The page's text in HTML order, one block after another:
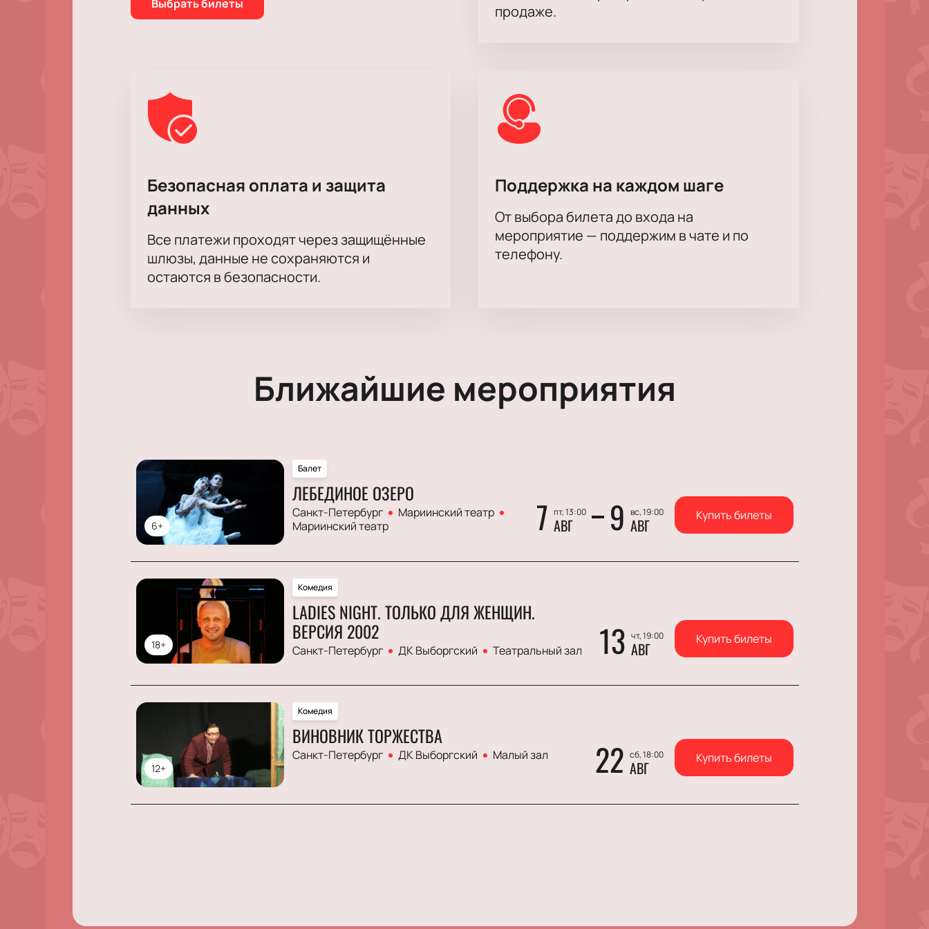
Выбрать билеты
продаже.
Безопасная оплата и защита
данных
Все платежи проходят через защищённые
шлюзы, данные не сохраняются и
остаются в безопасности.
Поддержка на каждом шаге
От выбора билета до входа на
мероприятие — поддержим в чате и по
телефону.
Ближайшие мероприятия
6+
Балет
ЛЕБЕДИНОЕ ОЗЕРО
Санкт-Петербург
Мариинский театр
Мариинский театр
7 пт, 13:00
АВГ 9 вс, 19:00
АВГ Купить билеты
18+
Комедия
LADIES NIGHT. ТОЛЬКО ДЛЯ ЖЕНЩИН.
ВЕРСИЯ 2002
Санкт-Петербург ДК Выборгский Театральный зал 13 чт, 19:00
АВГ Купить билеты
12+
Комедия
ВИНОВНИК ТОРЖЕСТВА
Санкт-Петербург ДК Выборгский Малый зал 22 сб, 18:00
АВГ Купить билеты